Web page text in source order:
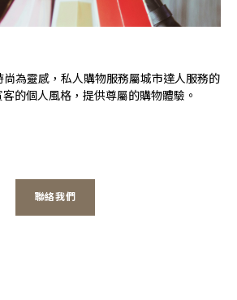
為靈感，私人購物服務屬城市達人服務的
的個人風格，提供尊屬的購物體驗。
聯絡我們